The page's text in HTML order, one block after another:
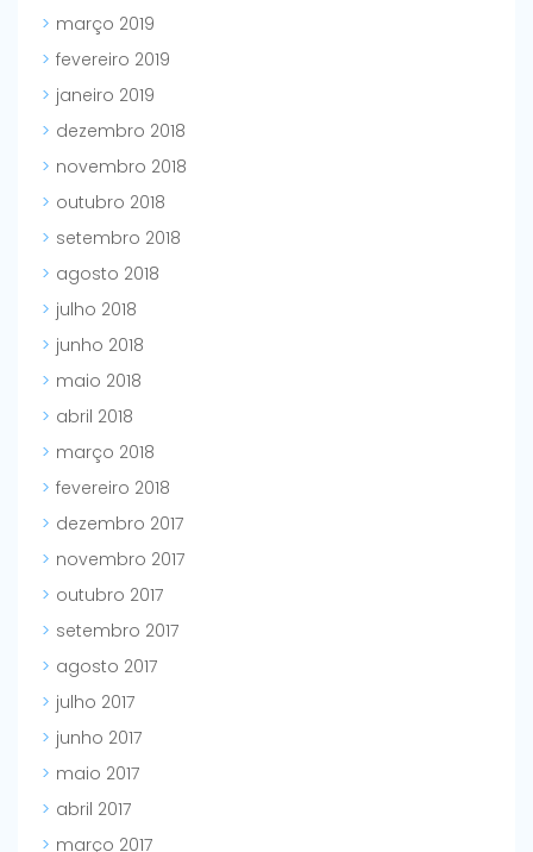
março 2019
fevereiro 2019
janeiro 2019
dezembro 2018
novembro 2018
outubro 2018
setembro 2018
agosto 2018
julho 2018
junho 2018
maio 2018
abril 2018
março 2018
fevereiro 2018
dezembro 2017
novembro 2017
outubro 2017
setembro 2017
agosto 2017
julho 2017
junho 2017
maio 2017
abril 2017
março 2017